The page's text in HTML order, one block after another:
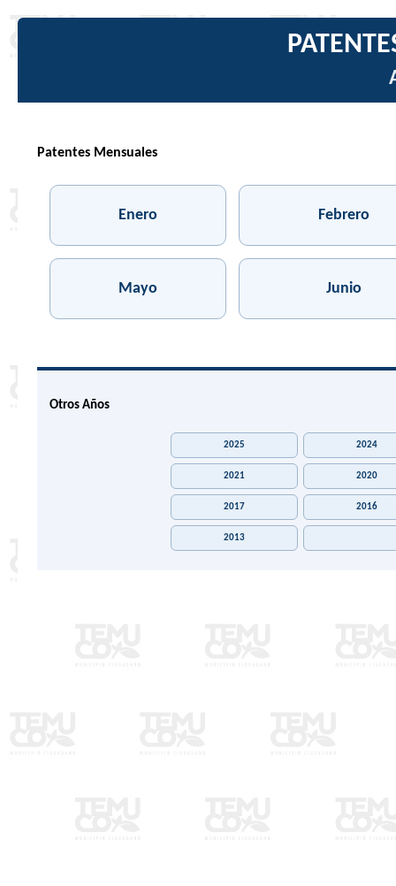
Patentes Mensuales
Enero Febrero
Mayo Junio
Otros Años
2025 2024
2021 2020
2017 2016
2013